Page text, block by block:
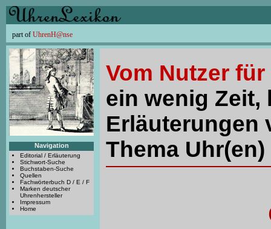
part of UhrenH@nse
Navigation
Editorial / Erläuterung
Stichwort-Suche
Buchstaben-Suche
Quellen
Fachwörterbuch D / E / F
Marken deutscher
Uhrenhersteller
Impressum
Home
Vom Nutzer
ein wenig Zeit,
Erläuterungen
Thema